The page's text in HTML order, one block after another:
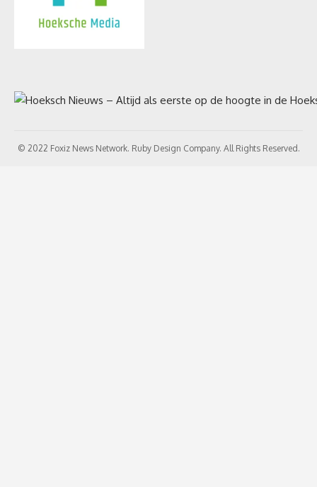
© 2022 Foxiz News Network. Ruby Design Company. All Rights Reserved.